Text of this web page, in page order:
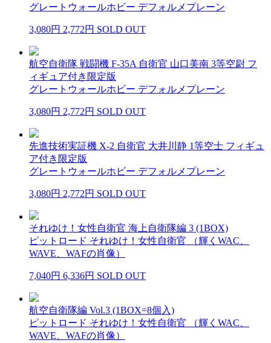
グレートウォールホビー デフォルメプレーン
3,080円 2,772円 SOLD OUT
航空自衛隊 戦闘機 F-35A 自衛官 山口美南 3等空尉 フ
ィギュア付き限定版
グレートウォールホビー デフォルメプレーン
3,080円 2,772円 SOLD OUT
先進技術実証機 X-2 自衛官 大井川静 1等空士 フィギュ
ア付き限定版
グレートウォールホビー デフォルメプレーン
3,080円 2,772円 SOLD OUT
それゆけ！女性自衛官 海上自衛隊編 3 (1BOX)
ピットロード それゆけ！女性自衛官 （輝くWAC、
WAVE、WAFの肖像）
7,040円 6,336円 SOLD OUT
航空自衛隊編 Vol.3 (1BOX=8個入)
ピットロード それゆけ！女性自衛官 （輝くWAC、
WAVE、WAFの肖像）